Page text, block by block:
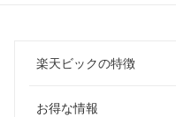
楽天ビックの特徴
お得な情報